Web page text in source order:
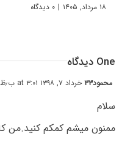
۱۸ مرداد, ۱۴۰۵ | ۰ دیدگاه
One دیدگاه
محمود۳۳ خرداد ۷, ۱۳۹۸ at ۳:۰۱ ب٫ظ
سلام